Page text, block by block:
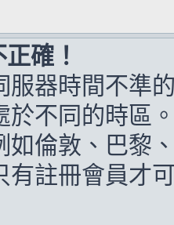
確！
服器時間不準
於不同的時區
如倫敦、巴黎
有註冊會員才